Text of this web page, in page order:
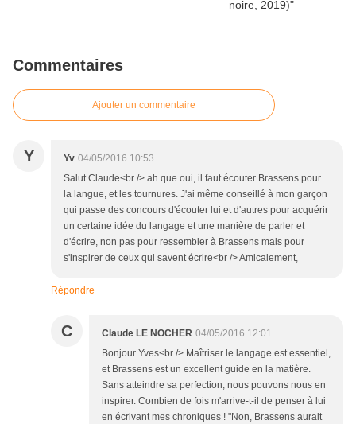
Commentaires
Ajouter un commentaire
Y Yv 04/05/2016 10:53
Salut Claude<br /> ah que oui, il faut écouter Brassens pour
la langue, et les tournures. J'ai même conseillé à mon garçon
qui passe des concours d'écouter lui et d'autres pour acquérir
un certaine idée du langage et une manière de parler et
d'écrire, non pas pour ressembler à Brassens mais pour
s'inspirer de ceux qui savent écrire<br /> Amicalement,
Répondre
C Claude LE NOCHER 04/05/2016 12:01
Bonjour Yves<br /> Maîtriser le langage est essentiel,
et Brassens est un excellent guide en la matière.
Sans atteindre sa perfection, nous pouvons nous en
inspirer. Combien de fois m'arrive-t-il de penser à lui
en écrivant mes chroniques ! "Non, Brassens aurait